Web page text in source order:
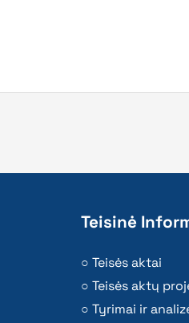
Teisinė
Teisės aktai
Teisės aktų
Tyrimai ir